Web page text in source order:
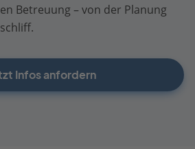
Betreuung – von der Planung
Infos anfordern